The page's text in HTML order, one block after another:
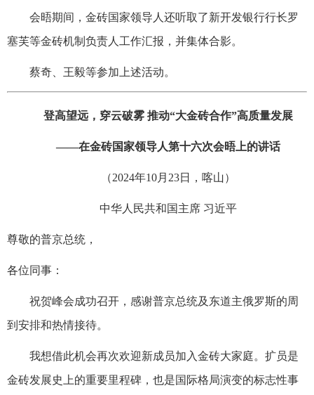
会晤期间，金砖国家领导人还听取了新开发银行行长罗
塞芙等金砖机制负责人工作汇报，并集体合影。
蔡奇、王毅等参加上述活动。
登高望远，穿云破雾 推动“大金砖合作”高质量发展
——在金砖国家领导人第十六次会晤上的讲话
（2024年10月23日，喀山）
中华人民共和国主席 习近平
尊敬的普京总统，
各位同事：
祝贺峰会成功召开，感谢普京总统及东道主俄罗斯的周
到安排和热情接待。
我想借此机会再次欢迎新成员加入金砖大家庭。扩员是
金砖发展史上的重要里程碑，也是国际格局演变的标志性事